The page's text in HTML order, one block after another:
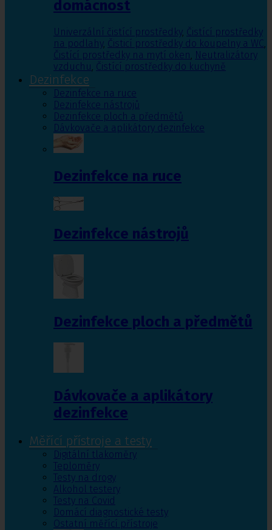
domácnost
Univerzální čistící prostředky, Čistící prostředky
na podlahy, Čisticí prostředky do koupelny a WC,
Čistící prostředky na mytí oken, Neutralizátory
vzduchu, Čistící prostředky do kuchyně
Dezinfekce
Dezinfekce na ruce
Dezinfekce nástrojů
Dezinfekce ploch a předmětů
Dávkovače a aplikátory dezinfekce
Dezinfekce na ruce
Dezinfekce nástrojů
Dezinfekce ploch a předmětů
Dávkovače a aplikátory
dezinfekce
Měřící přístroje a testy
Digitální tlakoměry
Teploměry
Testy na drogy
Alkohol testery
Testy na Covid
Domácí diagnostické testy
Ostatní měřící přístroje